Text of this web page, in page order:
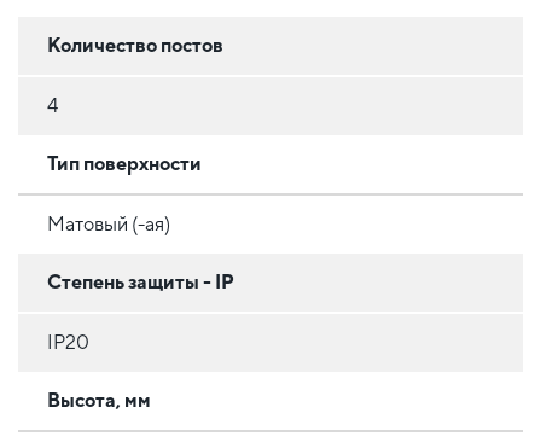
Количество постов
4
Тип поверхности
Матовый (-ая)
Степень защиты - IP
IP20
Высота, мм